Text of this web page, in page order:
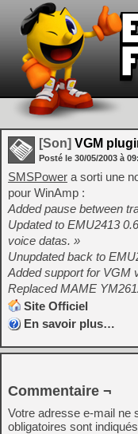
[Son] VGM
Posté le 30/05/2003 à
SMSPower a sorti une
pour WinAmp :
Added pause between
Updated to EMU2413
voice datas. »
Unupdated back to
Added support for VGM
Replaced MAME
Site Officiel
En savoir plus…
Commentaire ¬
Votre adresse e-mail ne
obligatoires sont